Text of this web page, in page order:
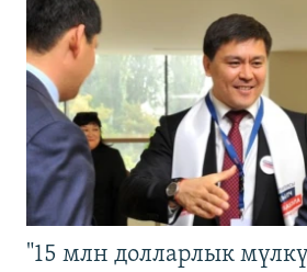
"15 млн долларлык